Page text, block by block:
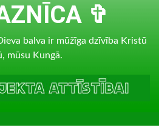
✞
balva ir mūžīga dzīvība Kristū
mūsu Kungā.